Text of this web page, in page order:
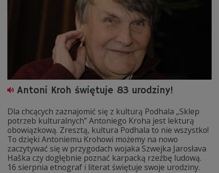
Antoni Kroh świętuje 83 urodziny!
Dla chcących zaznajomić się z kulturą Podhala „Sklep
potrzeb kulturalnych” Antoniego Kroha jest lekturą
obowiązkową. Zresztą, kultura Podhala to nie wszystko!
To dzięki Antoniemu Krohowi możemy na nowo
zaczytywać się w przygodach wojaka Szwejka Jarosłava
Haška czy dogłębnie poznać karpacką rzeźbę ludową.
16 sierpnia etnograf i literat świętuje swoje urodziny.